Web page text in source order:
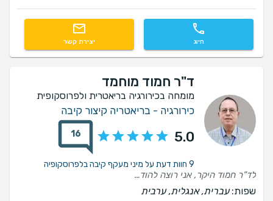
חיוג יצירת קשר
ד"ר חמוד מוחמד
מומחה בכירורגיה בריאטרית ולפרוסקופית
כירורגיה - בריאטריה קיצור קיבה
5.0
16
9 חוות דעת על מיני מעקף קיבה בלפרוסקופיה
לד”ר חמוד היקר, אני רוצה להודות לך מעומק הלב על הניתוח להוצאת הטבעת שביצעת עבורי. הניתוח הקל משמעותית על איכות חיי, ואני מרגישה שינוי אמיתי מאז. תודה על המקצועיות, הרגישות והיחס האישי שקיבלתי ממך לאורך כל התהליך. הידיים המיומנות שלך והדאגה האמיתית לרווחתי עשו את כל ההבדל. תודה שהחזרת לי את איכות החיים שהייתי צריכה כל כך.
שפות:עברית, אנגלית, ערבית